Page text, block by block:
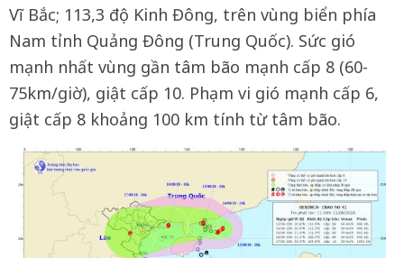
Vĩ Bắc; 113,3 độ Kinh Đông, trên vùng biển phía
Nam tỉnh Quảng Đông (Trung Quốc). Sức gió
mạnh nhất vùng gần tâm bão mạnh cấp 8 (60-
75km/giờ), giật cấp 10. Phạm vi gió mạnh cấp 6,
giật cấp 8 khoảng 100 km tính từ tâm bão.